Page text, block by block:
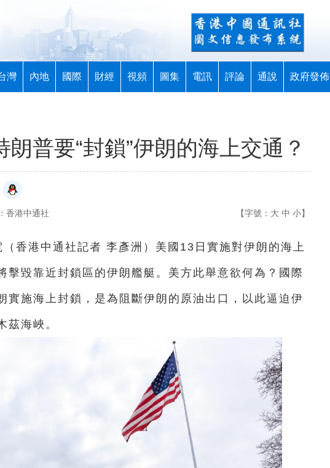
灣 內地 國際 財經 視頻 圖集 電訊 評論 通說 政府發佈
朗普要“封鎖”伊朗的海上交通？
香港中通社 【字號： 大 中 小】
香港中通社記者 李彥洲）美國13日實施對伊朗的海上
擊毀靠近封鎖區的伊朗艦艇。美方此舉意欲何為？國際
實施海上封鎖，是為阻斷伊朗的原油出口，以此逼迫伊
茲海峽。